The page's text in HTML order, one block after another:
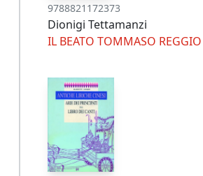
9788821172373
Dionigi Tettamanzi
IL BEATO TOMMASO REGGIO